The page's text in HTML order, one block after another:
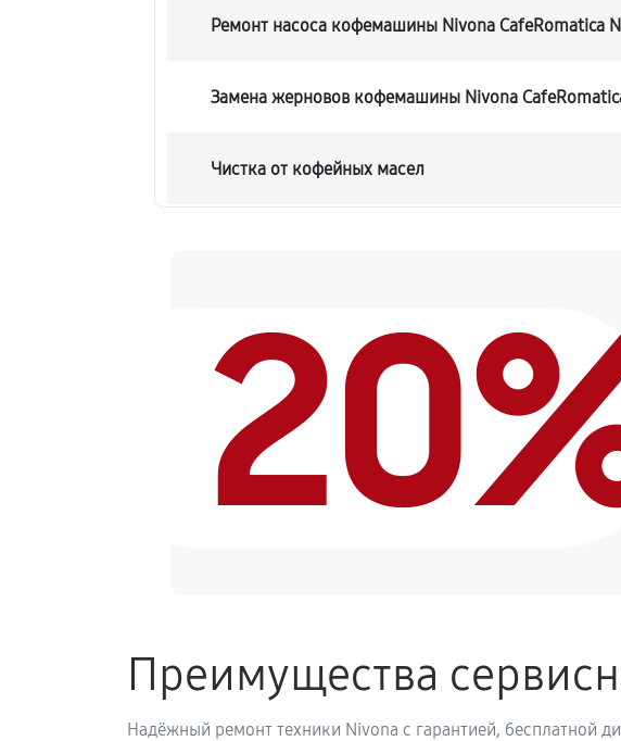
Ремонт насоса кофемашины Nivona CafeRomatica
Замена жерновов кофемашины Nivona
Чистка от кофейных масел
Ремонт гидросистемы кофемашины Nivona
Ремонт кофемолки кофемашины Nivona
Преимущества
Надёжный ремонт техники Nivona с гарантией, бесплатной